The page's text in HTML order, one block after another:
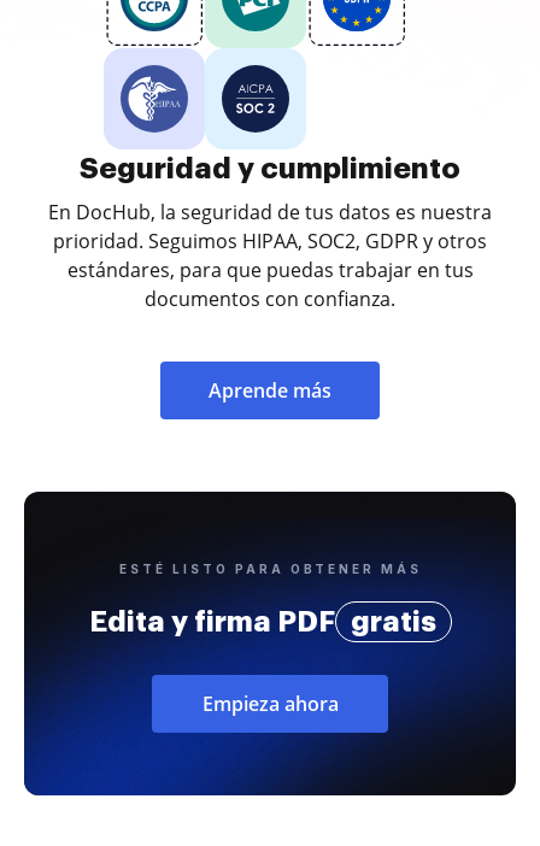
Seguridad y cumplimiento
En DocHub, la seguridad de tus datos es nuestra
prioridad. Seguimos HIPAA, SOC2, GDPR y otros
estándares, para que puedas trabajar en tus
documentos con confianza.
Aprende más
ESTÉ LISTO PARA OBTENER MÁS
Edita y firma PDF gratis
Empieza ahora